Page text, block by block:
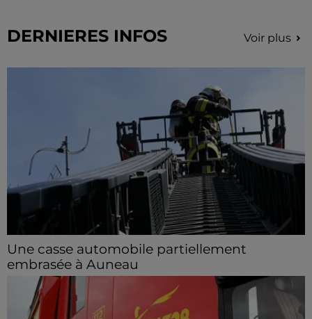
DERNIERES INFOS Voir plus
Une casse automobile partiellement
embrasée à Auneau
« chômage technique pour neuf personnes » après le
sinistre, qui a également fait un blessé.